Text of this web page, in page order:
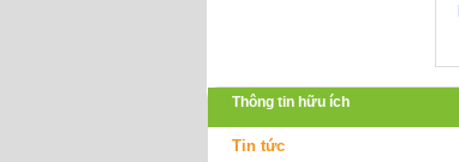
Thông tin hữu ích
Tin tức